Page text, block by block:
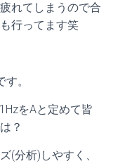
れてしまうので合
行ってます笑
。
をAと定めて皆
？
(分析)しやすく、